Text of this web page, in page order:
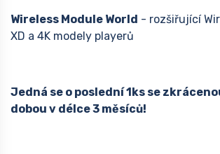
Wireless Module World - rozšiřující
XD a 4K modely playerů
Jedná se o poslední 1ks se
dobou v délce 3 měsíců!